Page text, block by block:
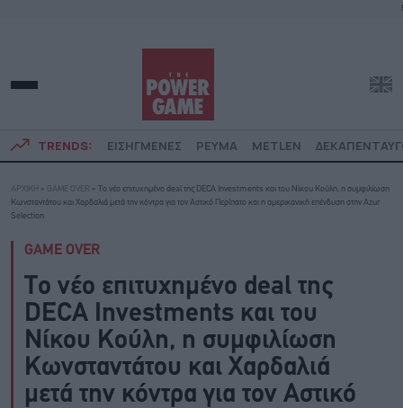
TRENDS: ΕΙΣΗΓΜΕΝΕΣ ΡΕΥΜΑ METLEN
ΑΡΧΙΚΗ » GAME OVER »
Το νέο επιτυχημένο deal της DECA Investments και του Νίκου Κούλη, η συμφιλίωση
Κωνσταντάτου και Χαρδαλιά μετά την κόντρα για τον Αστικό Περίπατο και η αμερικανική επένδυση στην Azur
Selection
GAME OVER
Το νέο επιτυχημένο deal της
DECA Investments και του
Νίκου Κούλη, η συμφιλίωση
Κωνσταντάτου και Χαρδαλιά
μετά την κόντρα για τον Αστικό